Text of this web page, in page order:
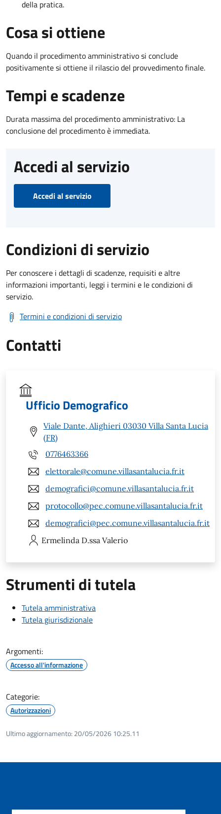
della pratica.
Cosa si ottiene
Quando il procedimento amministrativo si conclude
positivamente si ottiene il rilascio del provvedimento finale.
Tempi e scadenze
Durata massima del procedimento amministrativo: La
conclusione del procedimento è immediata.
Accedi al servizio
Accedi al servizio
Condizioni di servizio
Per conoscere i dettagli di scadenze, requisiti e altre
informazioni importanti, leggi i termini e le condizioni di
servizio.
Termini e condizioni di servizio
Contatti
Ufficio Demografico
Viale Dante, Alighieri 03030 Villa Santa Lucia
(FR)
0776463366
elettorale@comune.villasantalucia.fr.it
demografici@comune.villasantalucia.fr.it
protocollo@pec.comune.villasantalucia.fr.it
demografici@pec.comune.villasantalucia.fr.it
Ermelinda D.ssa Valerio
Strumenti di tutela
Tutela amministrativa
Tutela giurisdizionale
Argomenti:
Accesso all'informazione
Categorie:
Autorizzazioni
Ultimo aggiornamento: 20/05/2026 10:25.11